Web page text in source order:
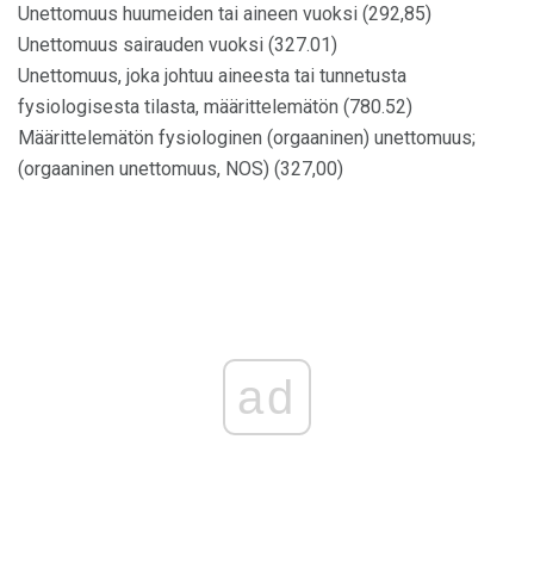
Unettomuus huumeiden tai aineen vuoksi (292,85)
Unettomuus sairauden vuoksi (327.01)
Unettomuus, joka johtuu aineesta tai tunnetusta
fysiologisesta tilasta, määrittelemätön (780.52)
Määrittelemätön fysiologinen (orgaaninen) unettomuus;
(orgaaninen unettomuus, NOS) (327,00)
ad